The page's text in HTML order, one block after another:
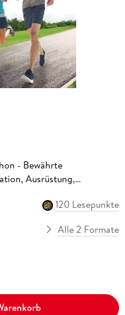
- Bewährte
Ausrüstung,
120 Lesepunkte
Alle 2 Formate